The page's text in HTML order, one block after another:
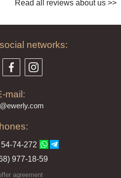
Read all reviews about us >>
networks:
mail:
rly.com
74-272
) 977-18-59
agreement